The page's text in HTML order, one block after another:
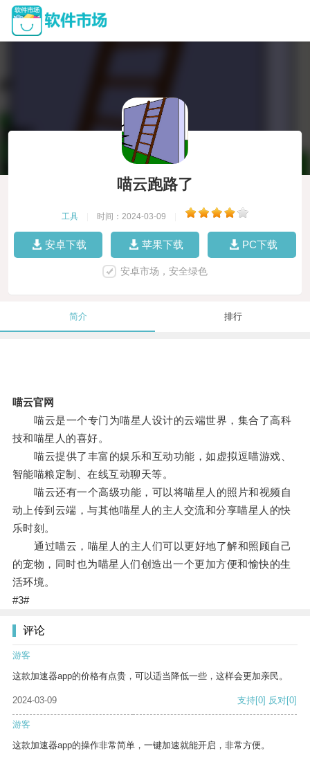
喵云跑路了
工具 时间：2024-03-09
安卓下载 苹果下载 PC下载
安卓市场，安全绿色
简介 排行
喵云官网
喵云是一个专门为喵星人设计的云端世界，集合了高科
技和喵星人的喜好。
喵云提供了丰富的娱乐和互动功能，如虚拟逗喵游戏、
智能喵粮定制、在线互动聊天等。
喵云还有一个高级功能，可以将喵星人的照片和视频自
动上传到云端，与其他喵星人的主人交流和分享喵星人的快
乐时刻。
通过喵云，喵星人的主人们可以更好地了解和照顾自己
的宠物，同时也为喵星人们创造出一个更加方便和愉快的生
活环境。
#3#
评论
游客
这款加速器app的价格有点贵，可以适当降低一些，这样会更加亲民。
2024-03-09 支持[0] 反对[0]
游客
这款加速器app的操作非常简单，一键加速就能开启，非常方便。